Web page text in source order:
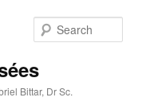
Bittar, Dr Sc.